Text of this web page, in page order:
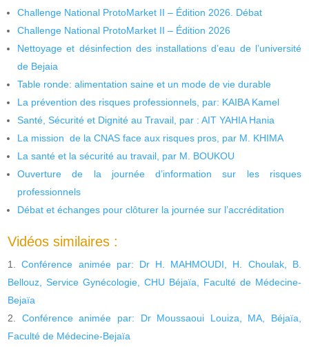
Challenge National ProtoMarket II – Édition 2026. Débat
Challenge National ProtoMarket II – Édition 2026
Nettoyage et désinfection des installations d’eau de l’université
de Bejaia
Table ronde: alimentation saine et un mode de vie durable
La prévention des risques professionnels, par: KAIBA Kamel
Santé, Sécurité et Dignité au Travail, par : AIT YAHIA Hania
La mission de la CNAS face aux risques pros, par M. KHIMA
La santé et la sécurité au travail, par M. BOUKOU
Ouverture de la journée d’information sur les risques
professionnels
Débat et échanges pour clôturer la journée sur l’accréditation
Vidéos similaires :
Conférence animée par: Dr H. MAHMOUDI, H. Choulak, B.
Bellouz, Service Gynécologie, CHU Béjaïa, Faculté de Médecine-
Bejaïa
Conférence animée par: Dr Moussaoui Louiza, MA, Béjaïa,
Faculté de Médecine-Bejaïa